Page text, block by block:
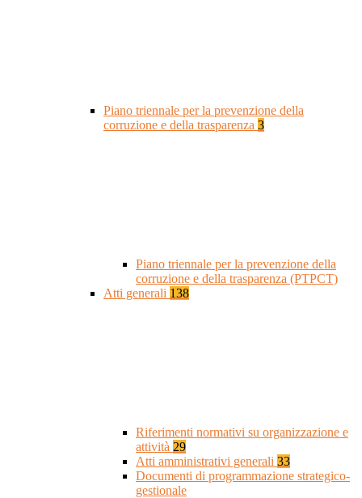
Piano triennale per la prevenzione della
corruzione e della trasparenza 3
Piano triennale per la prevenzione della
corruzione e della trasparenza (PTPCT)
Atti generali 138
Riferimenti normativi su organizzazione e
attività 29
Atti amministrativi generali 33
Documenti di programmazione strategico-
gestionale